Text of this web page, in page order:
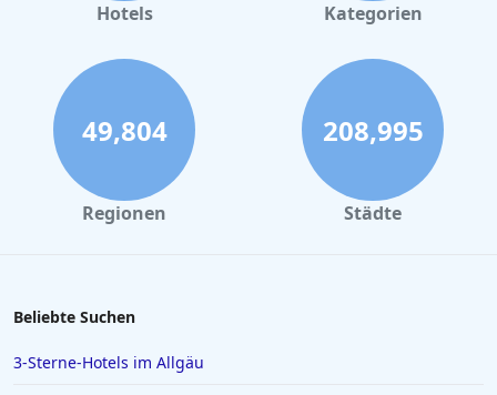
Hotels Kategorien
49,804
Regionen
208,995
Städte
Beliebte Suchen
3-Sterne-Hotels im Allgäu